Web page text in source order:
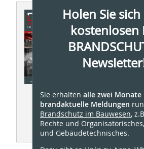
Dieser
BS
01/2023
Ressort:
Holen Sie
kostenlosen
Sie erhalten alle zwei
brandaktuelle Meldungen
Brandschutz im Bauwesen,
Rechte und
und Gebäudetechnisches.